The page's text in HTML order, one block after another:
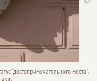
"достопримечательного места".